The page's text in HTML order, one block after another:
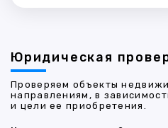
Юридическая
Проверяем объекты
направлениям, в
и цели ее приобретения.